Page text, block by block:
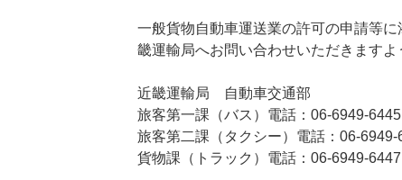
一般貨物自動車運送業の許可の申請等
畿運輸局へお問い合わせいただきますよ
近畿運輸局 自動車交通部
旅客第一課（バス）電話：06-6949-6445
旅客第二課（タクシー）電話：06-6949-
貨物課（トラック）電話：06-6949-6447